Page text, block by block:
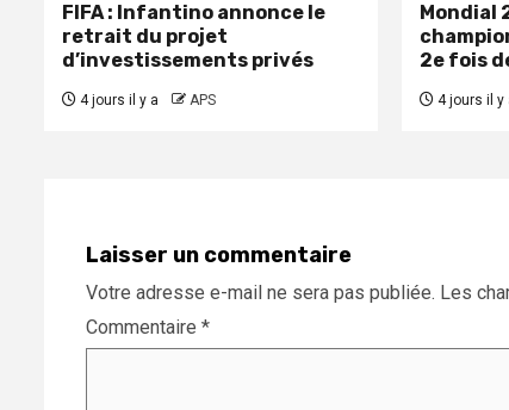
FIFA : Infantino annonce le
retrait du projet
d’investissements privés
4 jours il y a APS
Mondial
2e fois
4 jours il y
Laisser un commentaire
Votre adresse e-mail ne sera pas publiée. Les
Commentaire *